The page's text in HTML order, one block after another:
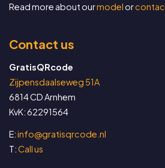
Read more about ourmodelor
Contact us
GratisQRcode
Zijpensdaalseweg 51A
6814 CD Arnhem
KvK: 62291564
E:info@gratisqrcode.nl
T:Call us